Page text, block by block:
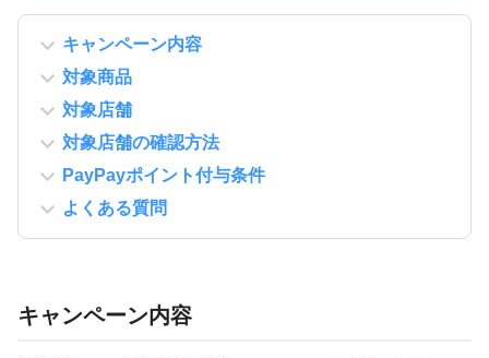
キャンペーン内容
対象商品
対象店舗
対象店舗の確認方法
PayPayポイント付与条件
よくある質問
キャンペーン内容